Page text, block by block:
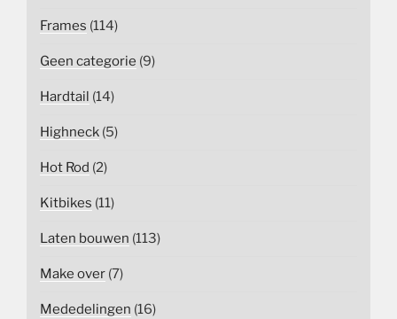
Frames (114)
Geen categorie (9)
Hardtail (14)
Highneck (5)
Hot Rod (2)
Kitbikes (11)
Laten bouwen (113)
Make over (7)
Mededelingen (16)